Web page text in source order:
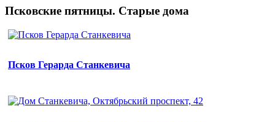
Псковские пятницы. Старые дома
Псков Герарда Станкевича